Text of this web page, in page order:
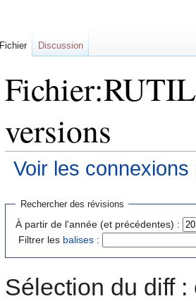
versions
Voir les
Rechercher des révisions
À partir de l'année (et précédentes) :
Filtrer les balises :
Sélection du diff
Fichier Discussion